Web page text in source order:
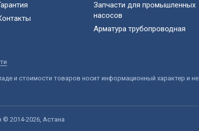
Запчасти для промышленных
насосов
Арматура трубопроводная
и стоимости товаров носит информационный характер и не
2014-2026, Астана